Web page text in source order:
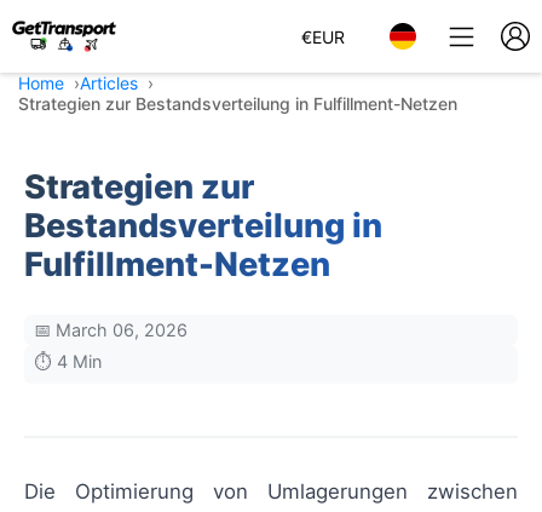
€EUR
Home
Articles
Strategien zur Bestandsverteilung in Fulfillment-Netzen
Strategien zur
Bestandsverteilung in
Fulfillment-Netzen
📅 March 06, 2026
⏱️ 4 Min
Die Optimierung von Umlagerungen zwischen